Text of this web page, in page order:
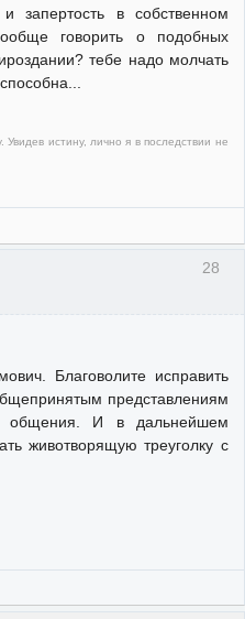
запертость в собственном
говорить о подобных
тебе надо молчать
истину, лично я в последствии не
28
Благоволите исправить
представлениям
общения. И в дальнейшем
животворящую треуголку с